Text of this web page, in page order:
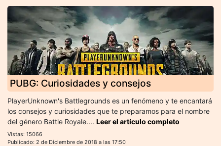
PUBG: Curiosidades y consejos
PlayerUnknown's Battlegrounds es un fenómeno y te encantará
los consejos y curiosidades que te preparamos para el nombre
del género Battle Royale.... Leer el artículo completo
Vistas: 15066
Publicado: 2 de Diciembre de 2018 a las 17:50